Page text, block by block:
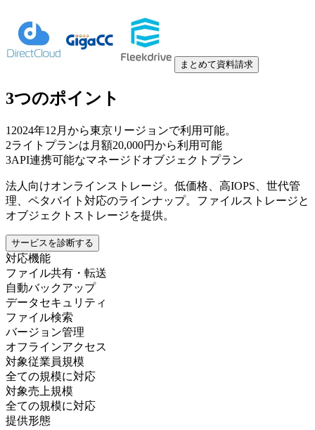
まとめて資料請求
3つのポイント
1 2024年12月から東京リージョンで利用可能。
2ライトプランは月額20,000円から利用可能
3API連携可能なマネージドオブジェクトプラン
法人向けオンラインストレージ。低価格、高IOPS、世代管
理、ペタバイト対応のラインナップ。ファイルストレージと
オブジェクトストレージを提供。
サービスを診断する
対応機能
ファイル共有・転送
自動バックアップ
データセキュリティ
ファイル検索
バージョン管理
オフラインアクセス
対象従業員規模
全ての規模に対応
対象売上規模
全ての規模に対応
提供形態